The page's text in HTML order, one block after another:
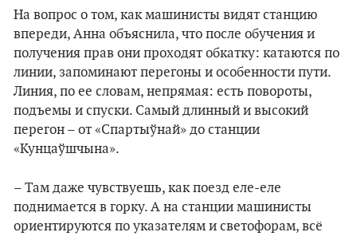
На вопрос о том, как машинисты видят станцию
впереди, Анна объяснила, что после обучения и
получения прав они проходят обкатку: катаются по
линии, запоминают перегоны и особенности пути.
Линия, по ее словам, непрямая: есть повороты,
подъемы и спуски. Самый длинный и высокий
перегон – от «Спартыўнай» до станции
«Кунцаўшчына».
– Там даже чувствуешь, как поезд еле-еле
поднимается в горку. А на станции машинисты
ориентируются по указателям и светофорам, всё